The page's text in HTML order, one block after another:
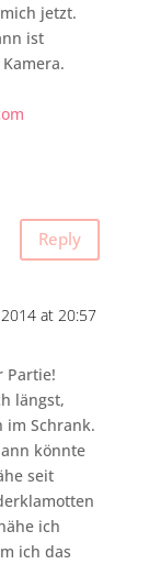
jetzt.
ist
Reply
at 20:57
Partie!
längst,
im Schrank.
könnte
seit
ich
ich das